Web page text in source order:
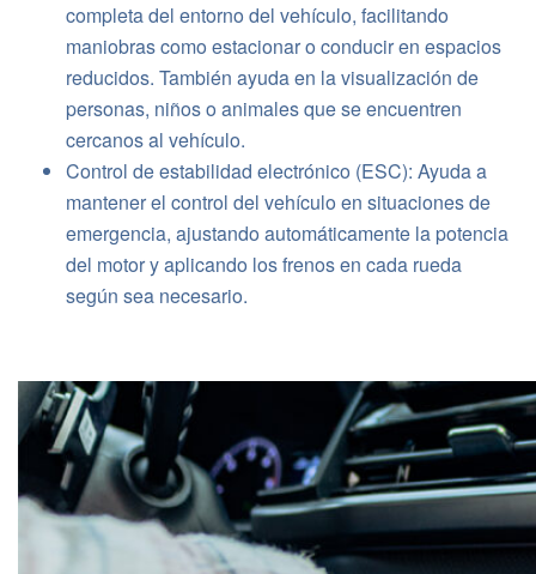
completa del entorno del vehículo, facilitando
maniobras como estacionar o conducir en espacios
reducidos. También ayuda en la visualización de
personas, niños o animales que se encuentren
cercanos al vehículo.
Control de estabilidad electrónico (ESC): Ayuda a
mantener el control del vehículo en situaciones de
emergencia, ajustando automáticamente la potencia
del motor y aplicando los frenos en cada rueda
según sea necesario.